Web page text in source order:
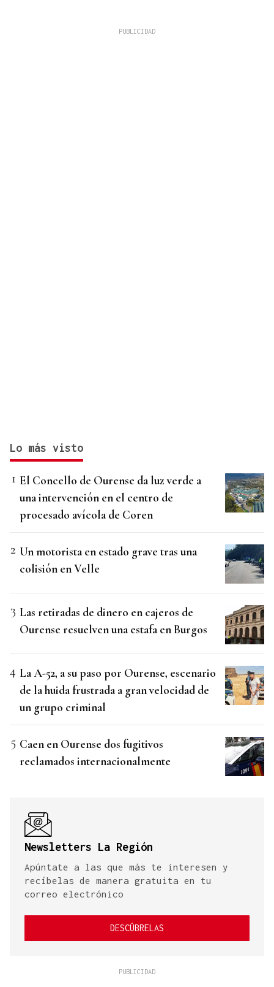
Lo más visto
El Concello de Ourense da luz verde a
una intervención en el centro de
procesado avícola de Coren
Un motorista en estado grave tras una
colisión en Velle
Las retiradas de dinero en cajeros de
Ourense resuelven una estafa en Burgos
La A-52, a su paso por Ourense, escenario
de la huida frustrada a gran velocidad de
un grupo criminal
Caen en Ourense dos fugitivos
reclamados internacionalmente
Newsletters La Región
Apúntate a las que más te interesen y
recíbelas de manera gratuita en tu
correo electrónico
DESCÚBRELAS